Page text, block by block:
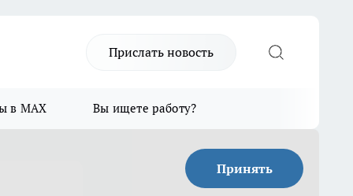
Прислать новость
в MAX Вы ищете работу?
Принять